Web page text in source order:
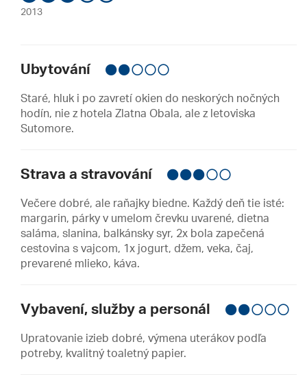
2013
Ubytování
Staré, hluk i po zavretí okien do neskorých nočných
hodín, nie z hotela Zlatna Obala, ale z letoviska
Sutomore.
Strava a stravování
Večere dobré, ale raňajky biedne. Každý deň tie isté:
margarin, párky v umelom črevku uvarené, dietna
saláma, slanina, balkánsky syr, 2x bola zapečená
cestovina s vajcom, 1x jogurt, džem, veka, čaj,
prevarené mlieko, káva.
Vybavení, služby a personál
Upratovanie izieb dobré, výmena uterákov podľa
potreby, kvalitný toaletný papier.